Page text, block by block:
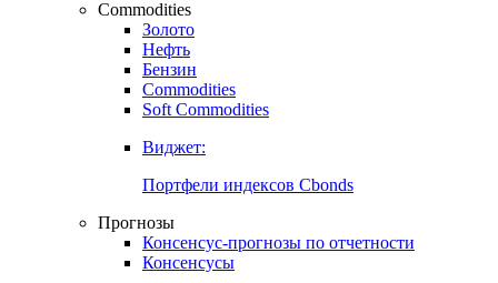
Commodities
Золото
Нефть
Бензин
Commodities
Soft Commodities
Виджет:
Портфели индексов Cbonds
Прогнозы
Консенсус-прогнозы по отчетности
Консенсусы